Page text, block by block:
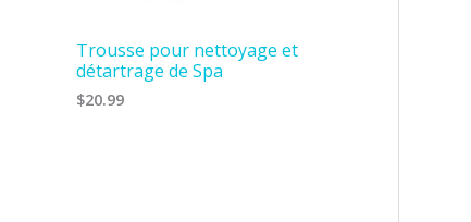
Trousse pour nettoyage et
détartrage de Spa
$20.99